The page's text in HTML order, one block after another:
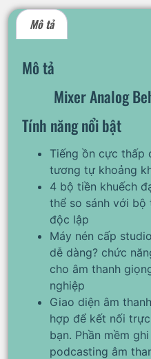
Mô tả
Mô tả
Mixer Analog
Tính năng nổi bật
Tiếng ồn cực thấp
tương tự khoảng
4 bộ tiền khuếch
thể so sánh với bộ
độc lập
Máy nén cấp
dễ dàng? chức
cho âm thanh
nghiệp
Giao diện âm
hợp để kết nối
bạn. Phần mềm
podcasting âm